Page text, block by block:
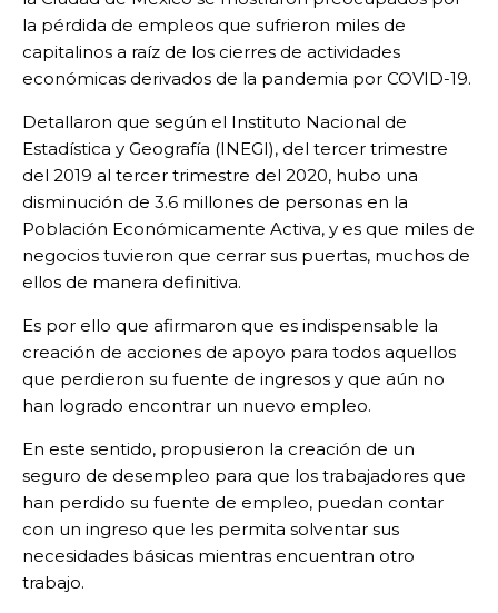
la pérdida de empleos que sufrieron miles de
capitalinos a raíz de los cierres de actividades
económicas derivados de la pandemia por COVID-19.
Detallaron que según el Instituto Nacional de
Estadística y Geografía (INEGI), del tercer trimestre
del 2019 al tercer trimestre del 2020, hubo una
disminución de 3.6 millones de personas en la
Población Económicamente Activa, y es que miles de
negocios tuvieron que cerrar sus puertas, muchos de
ellos de manera definitiva.
Es por ello que afirmaron que es indispensable la
creación de acciones de apoyo para todos aquellos
que perdieron su fuente de ingresos y que aún no
han logrado encontrar un nuevo empleo.
En este sentido, propusieron la creación de un
seguro de desempleo para que los trabajadores que
han perdido su fuente de empleo, puedan contar
con un ingreso que les permita solventar sus
necesidades básicas mientras encuentran otro
trabajo.